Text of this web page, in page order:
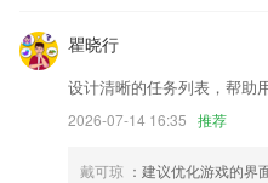
瞿晓行
设计清晰的任务列表，帮助
2026-07-14 16:35 推荐
戴可琼 ：建议优化游戏的界